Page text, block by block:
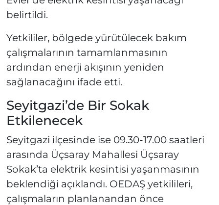
belirtildi.
Yetkililer, bölgede yürütülecek bakım
çalışmalarının tamamlanmasının
ardından enerji akışının yeniden
sağlanacağını ifade etti.
Seyitgazi’de Bir Sokak
Etkilenecek
Seyitgazi ilçesinde ise 09.30-17.00 saatleri
arasında Üçsaray Mahallesi Üçsaray
Sokak’ta elektrik kesintisi yaşanmasının
beklendiği açıklandı. OEDAŞ yetkilileri,
çalışmaların planlanandan önce